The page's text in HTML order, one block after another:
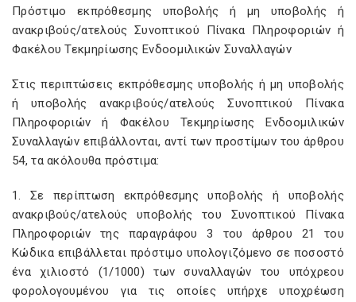
Πρόστιμο εκπρόθεσμης υποβολής ή μη υποβολής ή
ανακριβούς/ατελούς Συνοπτικού Πίνακα Πληροφοριών ή
Φακέλου Τεκμηρίωσης Ενδοομιλικών Συναλλαγών
Στις περιπτώσεις εκπρόθεσμης υποβολής ή μη υποβολής
ή υποβολής ανακριβούς/ατελούς Συνοπτικού Πίνακα
Πληροφοριών ή Φακέλου Τεκμηρίωσης Ενδοομιλικών
Συναλλαγών επιβάλλονται, αντί των προστίμων του άρθρου
54, τα ακόλουθα πρόστιμα:
1. Σε περίπτωση εκπρόθεσμης υποβολής ή υποβολής
ανακριβούς/ατελούς υποβολής του Συνοπτικού Πίνακα
Πληροφοριών της παραγράφου 3 του άρθρου 21 του
Κώδικα επιβάλλεται πρόστιμο υπολογιζόμενο σε ποσοστό
ένα χιλιοστό (1/1000) των συναλλαγών του υπόχρεου
φορολογουμένου για τις οποίες υπήρχε υποχρέωση